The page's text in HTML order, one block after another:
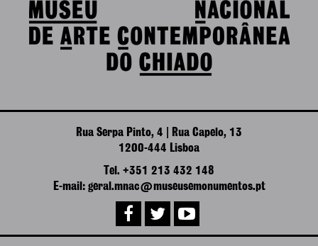
Rua Serpa Pinto, 4 | Rua Capelo, 13
1200-444 Lisboa
Tel. +351 213 432 148
E-mail: geral.mnac@museusemonumentos.pt